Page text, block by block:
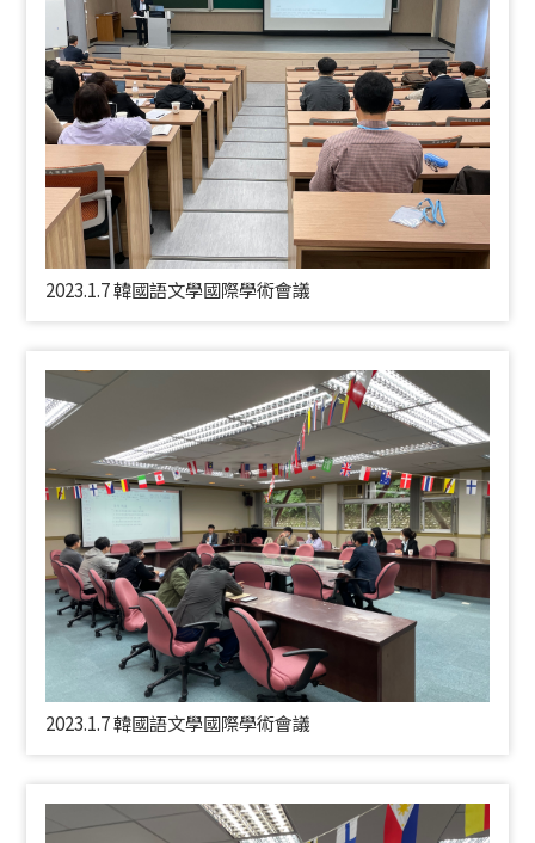
2023.1.7 韓國語文學國際學術會議
2023.1.7 韓國語文學國際學術會議